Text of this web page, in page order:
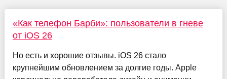
«Как телефон Барби»: пользователи в гневе
от iOS 26
Но есть и хорошие отзывы. iOS 26 стало
крупнейшим обновлением за долгие годы. Apple